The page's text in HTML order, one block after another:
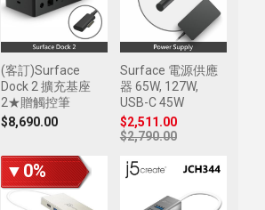
(客訂)Surface
Dock 2 擴充基座
2★贈觸控筆
$8,690.00
Surface 電源供應
器 65W, 127W,
USB-C 45W
$2,511.00
$2,790.00
▼0%